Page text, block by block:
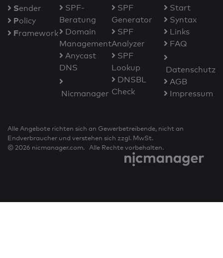
Sender
Policy
Framework
SPF-
Beratung
Domain
Management
Anycast
DNS
Nicmanager
SPF
Generator
SPF
Analyzer
SPF
Lookup
DNSBL
Check
Start
Syntax
Links
FAQ
Datenschutz
AGB
Impressum
Alle Angebote richten sich an Gewerbetreibende, nicht an
Endverbraucher und verstehen sich zzgl. MwSt.
© 2026 nicmanager.com. Alle Rechte vorbehalten.